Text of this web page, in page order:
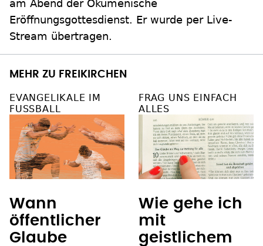
am Abend der Ökumenische
Eröffnungsgottesdienst. Er wurde per Live-
Stream übertragen.
MEHR ZU FREIKIRCHEN
EVANGELIKALE IM
FUSSBALL
Wann
öffentlicher
Glaube
FRAG UNS EINFACH
ALLES
Wie gehe ich
mit
geistlichem